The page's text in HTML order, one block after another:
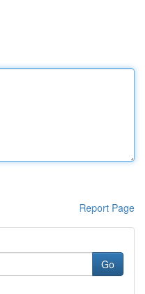
Report Page
Go